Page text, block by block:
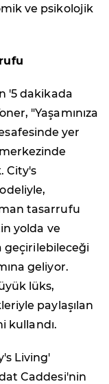
ve psikolojik
'5 dakikada
"Yaşamınıza
yer
City's
tasarrufu
yolda ve
geçirilebileceği
geliyor.
lüks,
paylaşılan
kullandı.
Living'
Caddesi'nin